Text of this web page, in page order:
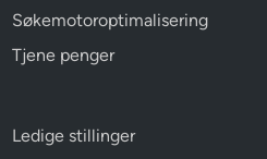
Søkemotoroptimalisering
Tjene penger
Ledige stillinger